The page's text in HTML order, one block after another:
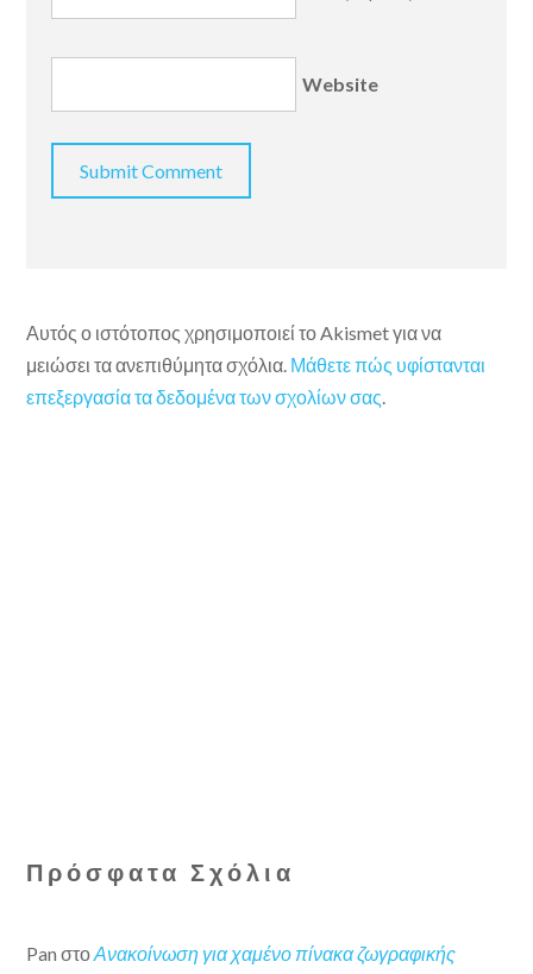
Website
Αυτός ο ιστότοπος χρησιμοποιεί το Akismet για να
μειώσει τα ανεπιθύμητα σχόλια. Μάθετε πώς υφίστανται
επεξεργασία τα δεδομένα των σχολίων σας.
Πρόσφατα Σχόλια
Pan στοΑνακοίνωση για χαμένο πίνακα ζωγραφικής